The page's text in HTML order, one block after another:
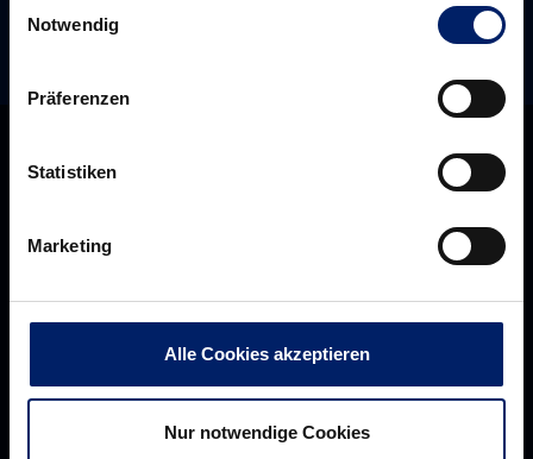
Notwendig
Präferenzen
Statistiken
Marketing
Alle Cookies akzeptieren
Nur notwendige Cookies
Rhein-Neckar Löwen GmbH